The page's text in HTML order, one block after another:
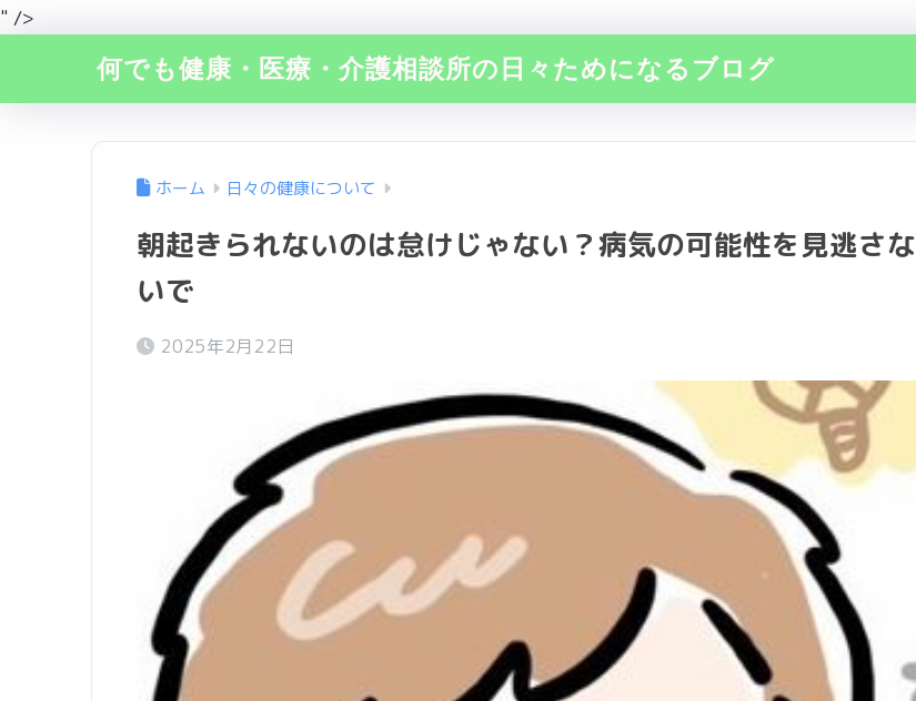
" />
何でも健康・医療・介護相談所の日々ためになるブログ
ホーム 日々の健康について
朝起きられないのは怠けじゃない？病気の可能性を見逃さな
いで
2025年2月22日